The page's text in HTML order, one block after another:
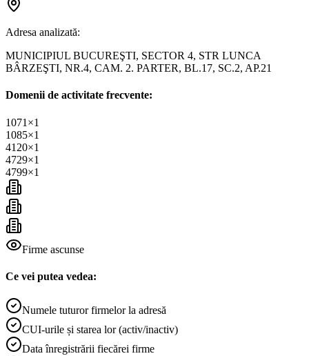
Adresa analizată:
MUNICIPIUL BUCUREŞTI, SECTOR 4, STR LUNCA
BÂRZEŞTI, NR.4, CAM. 2. PARTER, BL.17, SC.2, AP.21
Domenii de activitate frecvente:
1071 ×1
1085×1
4120×1
4729×1
4799×1
Firme ascunse
Ce vei putea vedea:
Numele tuturor firmelor la adresă
CUI-urile și starea lor (activ/inactiv)
Data înregistrării fiecărei firme